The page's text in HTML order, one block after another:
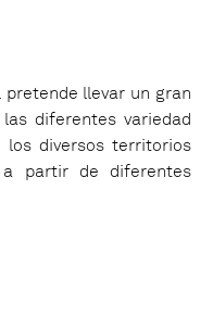
pretende llevar un gran
diferentes variedad
los diversos territorios
a partir de diferentes